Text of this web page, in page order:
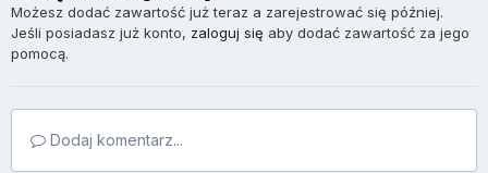
Możesz dodać zawartość już teraz a zarejestrować się później.
Jeśli posiadasz już konto, zaloguj się aby dodać zawartość za jego
pomocą.
Dodaj komentarz...